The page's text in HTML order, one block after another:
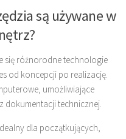
są używane w
się różnorodne technologie
od koncepcji po realizację.
umożliwiające
dokumentacji technicznej.
dla początkujących,